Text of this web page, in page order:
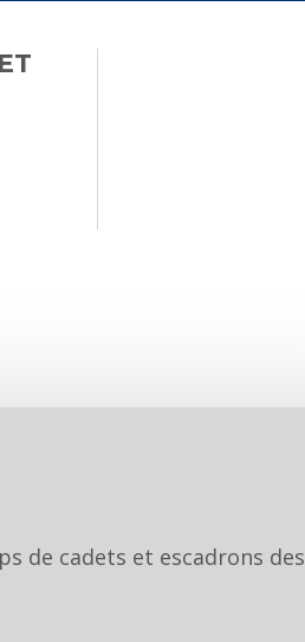
de cadets et escadrons des